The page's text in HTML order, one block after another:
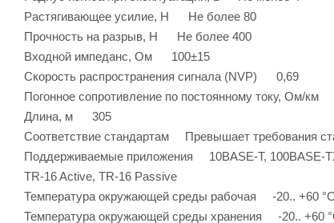
Растягивающее усилие, H Не более 80
Прочность на разрыв, H Не более 400
Входной импеданс, Ом 100±15
Скорость распространения сигнала (NVP) 0,69
Погонное сопротивление по постоянному току, Ом/
Длина, м 305
Соответствие стандартам Превышает требования
Поддерживаемые приложения 10BASE-T, 100BASE-
TR-16 Active, TR-16 Passive
Температура окружающей среды рабочая -20.. +60 °С
Температура окружающей среды хранения -20.. +60